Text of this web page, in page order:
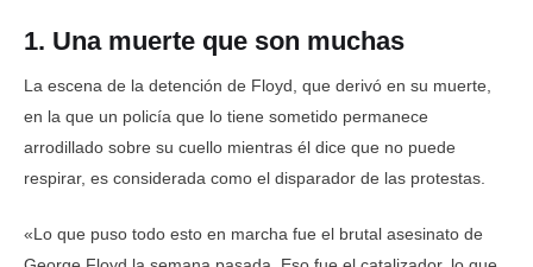
1. Una muerte que son muchas
La escena de la detención de Floyd, que derivó en su muerte,
en la que un policía que lo tiene sometido permanece
arrodillado sobre su cuello mientras él dice que no puede
respirar, es considerada como el disparador de las protestas.
«Lo que puso todo esto en marcha fue el brutal asesinato de